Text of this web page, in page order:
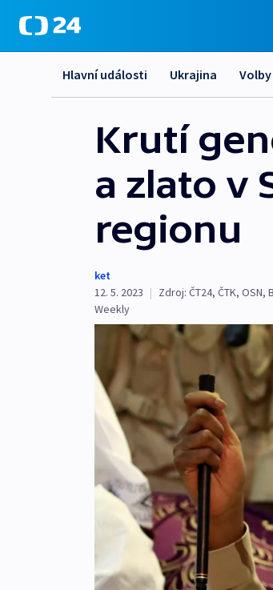
Hlavní události Ukrajina Volby
Krutí
a zlato v
regionu
ket
12. 5. 2023 | Zdroj: ČT24, ČTK, OSN,
Weekly